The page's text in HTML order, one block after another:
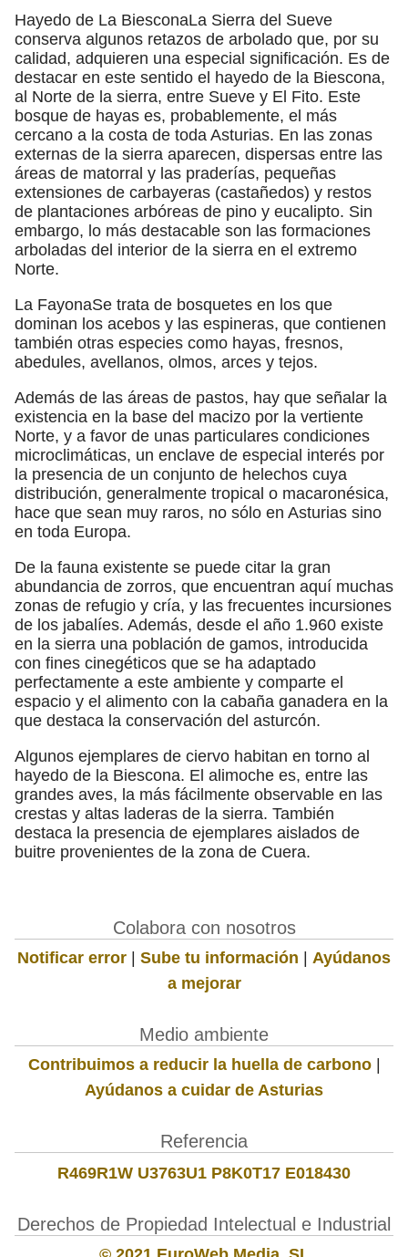
Hayedo de La BiesconaLa Sierra del Sueve
conserva algunos retazos de arbolado que, por su
calidad, adquieren una especial significación. Es de
destacar en este sentido el hayedo de la Biescona,
al Norte de la sierra, entre Sueve y El Fito. Este
bosque de hayas es, probablemente, el más
cercano a la costa de toda Asturias. En las zonas
externas de la sierra aparecen, dispersas entre las
áreas de matorral y las praderías, pequeñas
extensiones de carbayeras (castañedos) y restos
de plantaciones arbóreas de pino y eucalipto. Sin
embargo, lo más destacable son las formaciones
arboladas del interior de la sierra en el extremo
Norte.
La FayonaSe trata de bosquetes en los que
dominan los acebos y las espineras, que contienen
también otras especies como hayas, fresnos,
abedules, avellanos, olmos, arces y tejos.
Además de las áreas de pastos, hay que señalar la
existencia en la base del macizo por la vertiente
Norte, y a favor de unas particulares condiciones
microclimáticas, un enclave de especial interés por
la presencia de un conjunto de helechos cuya
distribución, generalmente tropical o macaronésica,
hace que sean muy raros, no sólo en Asturias sino
en toda Europa.
De la fauna existente se puede citar la gran
abundancia de zorros, que encuentran aquí muchas
zonas de refugio y cría, y las frecuentes incursiones
de los jabalíes. Además, desde el año 1.960 existe
en la sierra una población de gamos, introducida
con fines cinegéticos que se ha adaptado
perfectamente a este ambiente y comparte el
espacio y el alimento con la cabaña ganadera en la
que destaca la conservación del asturcón.
Algunos ejemplares de ciervo habitan en torno al
hayedo de la Biescona. El alimoche es, entre las
grandes aves, la más fácilmente observable en las
crestas y altas laderas de la sierra. También
destaca la presencia de ejemplares aislados de
buitre provenientes de la zona de Cuera.
Colabora con nosotros
Notificar error | Sube tu información | Ayúdanos
a mejorar
Medio ambiente
Contribuimos a reducir la huella de carbono|
Ayúdanos a cuidar de Asturias
Referencia
R469R1W U3763U1 P8K0T17 E018430
Derechos de Propiedad Intelectual e Industrial